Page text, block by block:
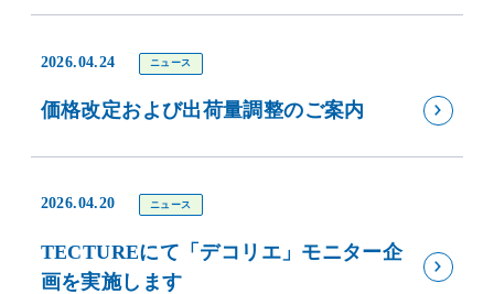
2026.04.24 ニュース
価格改定および出荷量調整のご案内
2026.04.20 ニュース
TECTUREにて「デコリエ」モニター企
画を実施します